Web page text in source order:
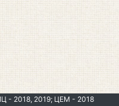
- 2018, 2019; ЦЕМ - 2018